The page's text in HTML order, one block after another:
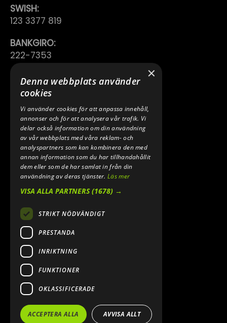
SWISH:
123 3377 819
BANKGIRO:
222-7353
TELEFON:
0640 200 50
E-POST:
INFO@SPEEDSHOPEN.SE
ÅNGRA MITT KÖP
2026. ALL RIGHTS RESERVED.
POWERED BY EMPORI CMS
×
Denna webbplats använder
cookies
Vi använder cookies för att anpassa innehåll,
annonser och för att analysera vår trafik. Vi
delar också information om din användning
av vår webbplats med våra reklam- och
analyspartners som kan kombinera den med
annan information som du har tillhandahållit
dem eller som de har samlat in från din
användning av deras tjänster.Läs mer
VISA ALLA PARTNERS(1678) →
STRIKT NÖDVÄNDIGT
PRESTANDA
INRIKTNING
FUNKTIONER
OKLASSIFICERADE
ACCEPTERA ALLA AVVISA ALLT